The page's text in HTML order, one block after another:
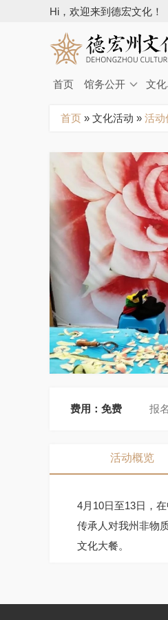
Hi，欢迎来到德宏文化！
首页 馆务公开 文
你
里
首页 » 文化活动 » 活动
费用： 免费 报
活动概览
4月10日至13日，
传承人对我州非物
文化大餐。